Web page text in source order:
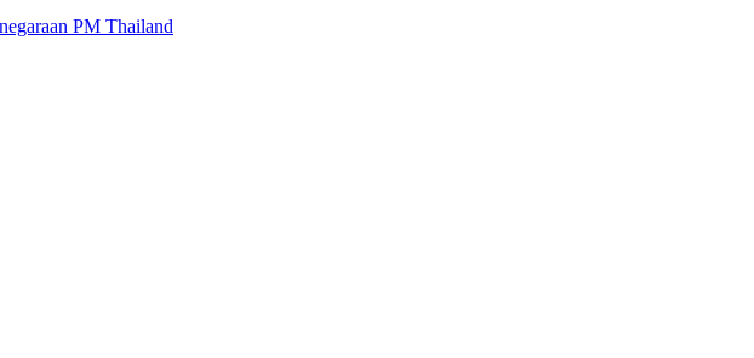
PM Thailand